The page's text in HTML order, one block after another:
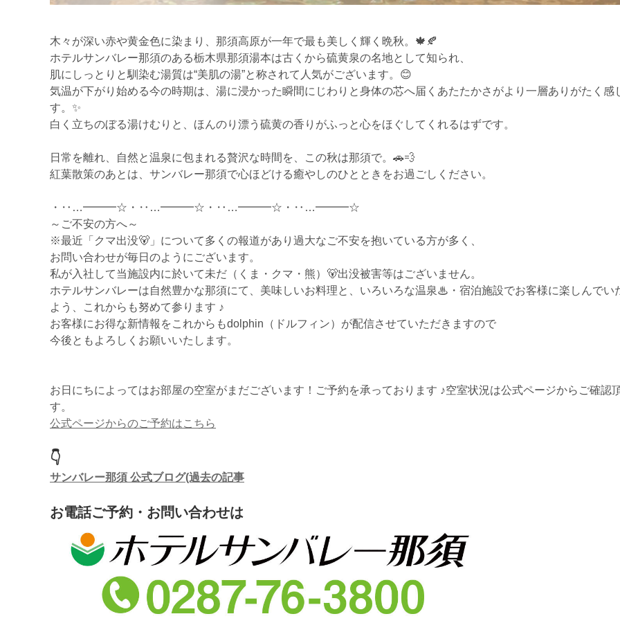
木々が深い赤や黄金色に染まり、那須高原が一年で最も美しく輝く晩秋。🍁🍂
ホテルサンバレー那須のある栃木県那須湯本は古くから硫黄泉の名地として知られ、
肌にしっとりと馴染む湯質は“美肌の湯”と称されて人気がございます。😊
気温が下がり始める今の時期は、湯に浸かった瞬間にじわりと身体の芯へ届くあたたかさがより一層ありがたく感
す。✨
白く立ちのぼる湯けむりと、ほんのり漂う硫黄の香りがふっと心をほぐしてくれるはずです。
日常を離れ、自然と温泉に包まれる贅沢な時間を、この秋は那須で。🚗💨
紅葉散策のあとは、サンバレー那須で心ほどける癒やしのひとときをお過ごしください。
・‥…━━━☆・‥…━━━☆・‥…━━━☆・‥…━━━☆
～ご不安の方へ～
※最近「クマ出没🐻」について多くの報道があり過大なご不安を抱いている方が多く、
お問い合わせが毎日のようにございます。
私が入社して当施設内に於いて未だ（くま・クマ・熊）🐻出没被害等はございません。
ホテルサンバレーは自然豊かな那須にて、美味しいお料理と、いろいろな温泉♨・宿泊施設でお客様に楽しんでい
よう、これからも努めて参ります ♪
お客様にお得な新情報をこれからもdolphin（ドルフィン）が配信させていただきますので
今後ともよろしくお願いいたします。
お日にちによってはお部屋の空室がまだございます！ご予約を承っております ♪空室状況は公式ページからご確認
す。
公式ページからのご予約はこちら
👇
サンバレー那須 公式ブログ(過去の記事
お電話ご予約・お問い合わせは